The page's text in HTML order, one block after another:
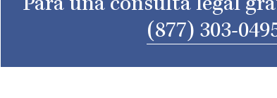
Para una consulta legal
(877) 303-